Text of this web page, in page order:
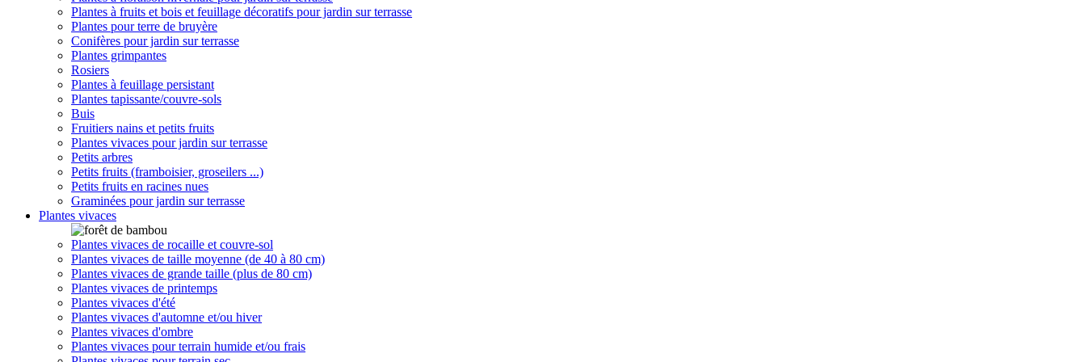
Plantes à fruits et bois et feuillage décoratifs pour jardin sur terrasse
Plantes pour terre de bruyère
Conifères pour jardin sur terrasse
Plantes grimpantes
Rosiers
Plantes à feuillage persistant
Plantes tapissante/couvre-sols
Buis
Fruitiers nains et petits fruits
Plantes vivaces pour jardin sur terrasse
Petits arbres
Petits fruits (framboisier, groseilers ...)
Petits fruits en racines nues
Graminées pour jardin sur terrasse
Plantes vivaces
Plantes vivaces de rocaille et couvre-sol
Plantes vivaces de taille moyenne (de 40 à 80 cm)
Plantes vivaces de grande taille (plus de 80 cm)
Plantes vivaces de printemps
Plantes vivaces d'été
Plantes vivaces d'automne et/ou hiver
Plantes vivaces d'ombre
Plantes vivaces pour terrain humide et/ou frais